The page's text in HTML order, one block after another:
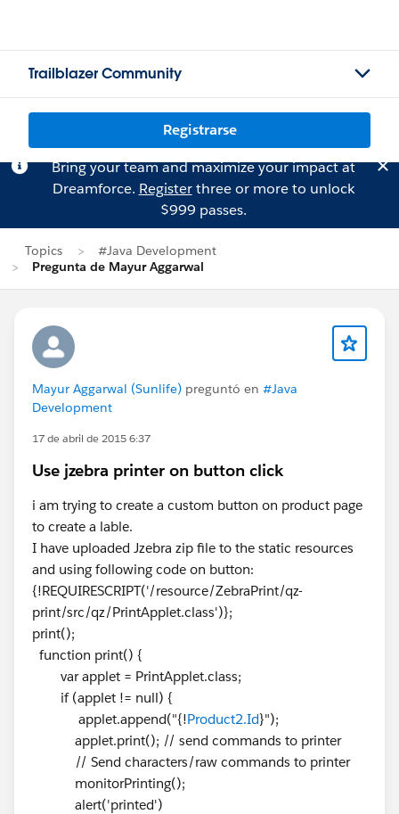
Trailblazer Community
Registrarse
Bring your team and maximize your impact at
Dreamforce. Registerthree or more to unlock
$999 passes.
Topics
#Java Development
Pregunta de Mayur Aggarwal
Mayur Aggarwal (Sunlife) preguntó en #Java
Development
17 de abril de 2015 6:37
Use jzebra printer on button click
i am trying to create a custom button on product page
to create a lable.
I have uploaded Jzebra zip file to the static resources
and using following code on button:
{!REQUIRESCRIPT('/resource/ZebraPrint/qz-
print/src/qz/PrintApplet.class')};
print();
function print() {
var applet = PrintApplet.class;
if (applet != null) {
applet.append("{!Product2.Id}");
applet.print(); // send commands to printer
// Send characters/raw commands to printer
monitorPrinting();
alert('printed')